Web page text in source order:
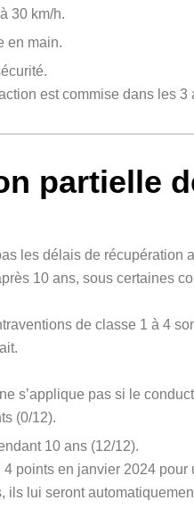
30 km/h.
en main.
est commise dans les
partielle
les délais de récupération
10 ans, sous certaines
de classe 1 à 4
s’applique pas si le
(0/12).
10 ans (12/12).
points en janvier 2024
ils lui seront